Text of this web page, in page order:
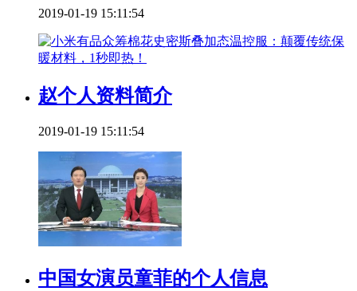
2019-01-19 15:11:54
赵个人资料简介
2019-01-19 15:11:54
中国女演员童菲的个人信息